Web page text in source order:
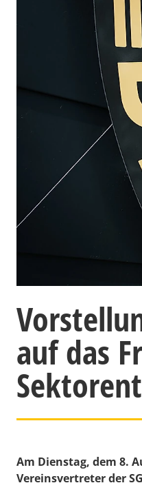
auf das
Am Dienstag, dem 8.
Vereinsvertreter der